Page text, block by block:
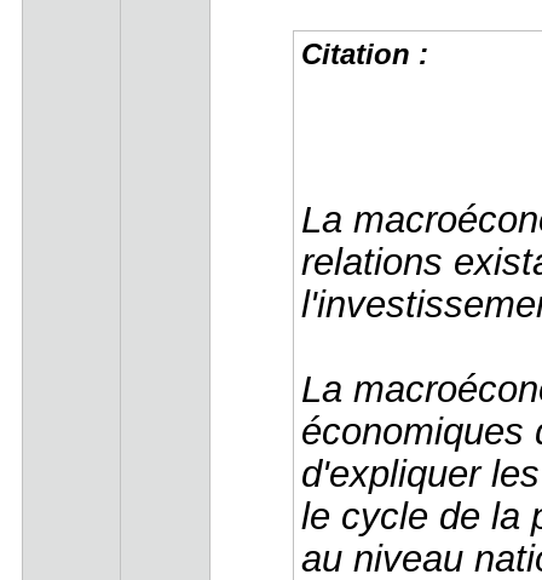
Citation :
La
relations
La
économiques
d'expliquer
le cycle de la
au niveau